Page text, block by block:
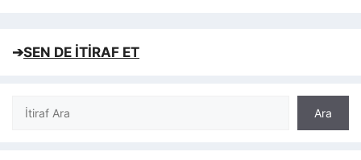
➔SEN DE İTİRAF ET
Ara
Ara